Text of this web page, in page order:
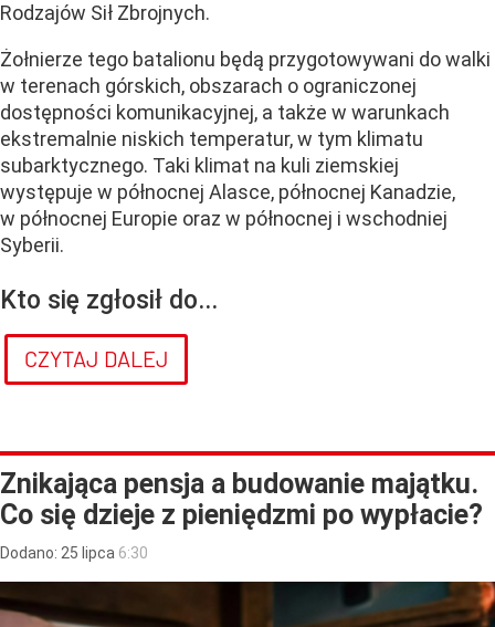
Rodzajów Sił Zbrojnych.
Żołnierze tego batalionu będą przygotowywani do walki
w terenach górskich, obszarach o ograniczonej
dostępności komunikacyjnej, a także w warunkach
ekstremalnie niskich temperatur, w tym klimatu
subarktycznego. Taki klimat na kuli ziemskiej
występuje w północnej Alasce, północnej Kanadzie,
w północnej Europie oraz w północnej i wschodniej
Syberii.
Kto się zgłosił do...
CZYTAJ DALEJ
Znikająca pensja a budowanie majątku.
Co się dzieje z pieniędzmi po wypłacie?
Dodano: 25 lipca 6:30